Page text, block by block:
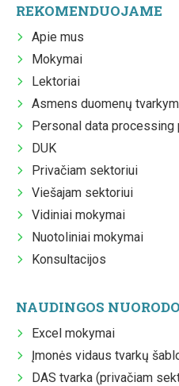
REKOMENDUOJAME
Apie mus
Mokymai
Lektoriai
Asmens duomenų
Personal data processing
DUK
Privačiam sektoriui
Viešajam sektoriui
Vidiniai mokymai
Nuotoliniai mokymai
Konsultacijos
NAUDINGOS
Excel mokymai
Įmonės vidaus tvarkų
DAS tvarka (privačiam